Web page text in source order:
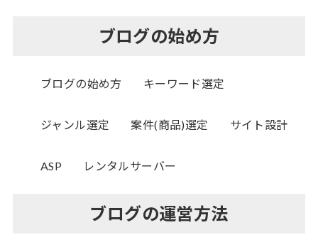
ブログの始め方
ブログの始め方 キーワード選定
ジャンル選定 案件(商品)選定 サイト設計
ASP レンタルサーバー
ブログの運営方法